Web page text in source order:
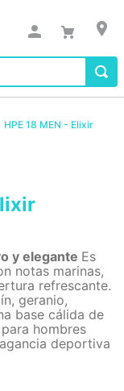
HPE 18 MEN - Elixir
y elegante Es
notas marinas,
refrescante.
geranio,
base cálida de
hombres
deportiva